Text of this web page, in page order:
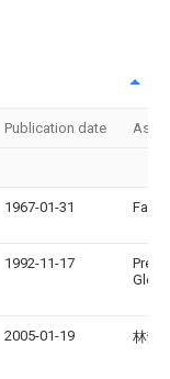
Publication date
1967-01-31
1992-11-17
Glen
2005-01-19 林莹